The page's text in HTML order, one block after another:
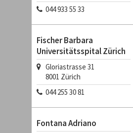
044 933 55 33
Fischer Barbara
Universitätsspital Zürich
Gloriastrasse 31
8001 Zürich
044 255 30 81
Fontana Adriano